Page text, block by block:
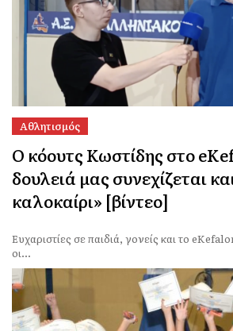
Αθλητισμός
Ο κόουτς Κωστίδης στο
δουλειά μας συνεχίζεται
καλοκαίρι» [βίντεο]
Ευχαριστίες σε παιδιά, γονείς και το
οι...